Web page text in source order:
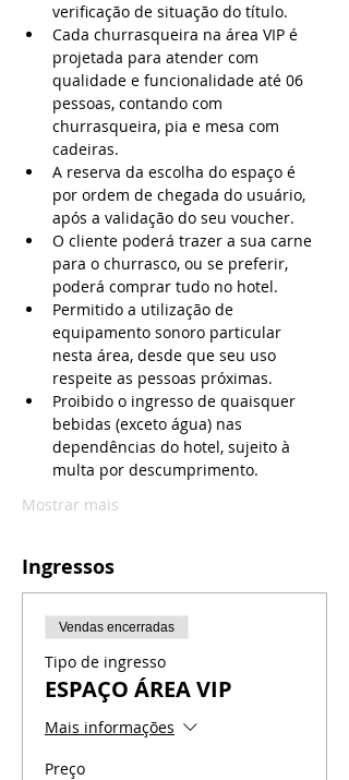
verificação de situação do título.
Cada churrasqueira na área VIP é
projetada para atender com
qualidade e funcionalidade até 06
pessoas, contando com
churrasqueira, pia e mesa com
cadeiras.
A reserva da escolha do espaço é
por ordem de chegada do usuário,
após a validação do seu voucher.
O cliente poderá trazer a sua carne
para o churrasco, ou se preferir,
poderá comprar tudo no hotel.
Permitido a utilização de
equipamento sonoro particular
nesta área, desde que seu uso
respeite as pessoas próximas.
Proibido o ingresso de quaisquer
bebidas (exceto água) nas
dependências do hotel, sujeito à
multa por descumprimento.
Mostrar mais
Ingressos
Vendas encerradas
Tipo de ingresso
ESPAÇO ÁREA VIP
Mais informações
Preço